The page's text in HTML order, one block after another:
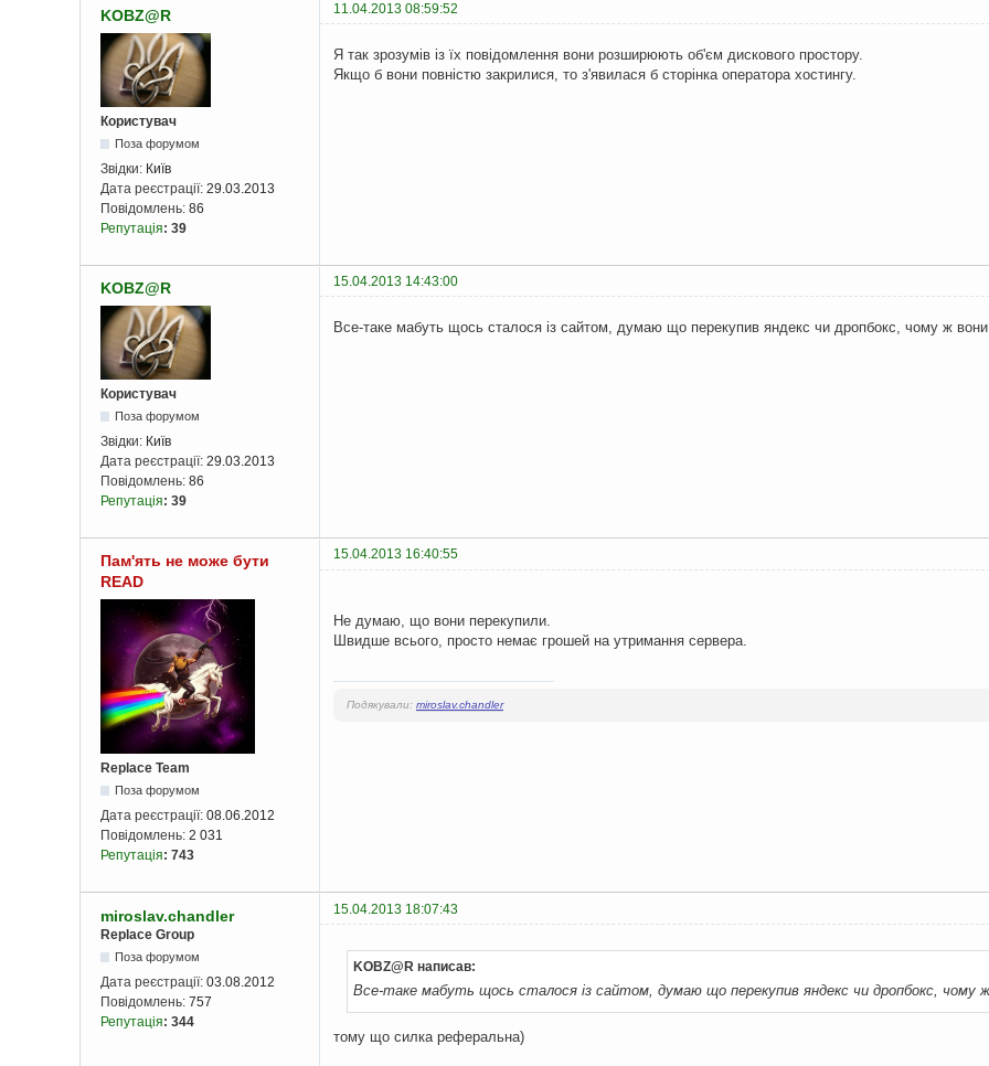
KOBZ@R 11.04.2013 08:59:52
Користувач
Поза форумом
Звідки: Київ
Дата реєстрації: 29.03.2013
Повідомлень: 86
Репутація: 39
Я так зрозумів із їх повідомлення вони розширюють об'єм дискового простору.
Якщо б вони повністю закрилися, то з'явилася б сторінка оператора хостингу.
KOBZ@R 15.04.2013 14:43:00
Користувач
Поза форумом
Звідки: Київ
Дата реєстрації: 29.03.2013
Повідомлень: 86
Репутація: 39
Все-таке мабуть щось сталося із сайтом, думаю що перекупив яндекс чи дропбокс, чому ж
Пам'ять не може бути
READ
15.04.2013 16:40:55
Replace Team
Поза форумом
Дата реєстрації: 08.06.2012
Повідомлень: 2 031
Репутація: 743
Не думаю, що вони перекупили.
Швидше всього, просто немає грошей на утримання сервера.
Подякували: miroslav.chandler
miroslav.chandler
15.04.2013 18:07:43
Replace Group
Поза форумом
Дата реєстрації: 03.08.2012
Повідомлень: 757
Репутація: 344
KOBZ@R написав:
Все-таке мабуть щось сталося із сайтом, думаю що перекупив яндекс чи дропбокс, чому
тому що силка реферальна)